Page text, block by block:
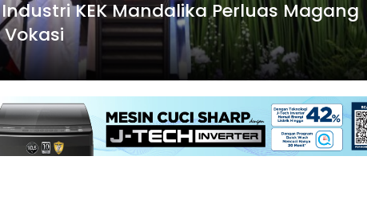
KEK Mandalika Perluas Magang